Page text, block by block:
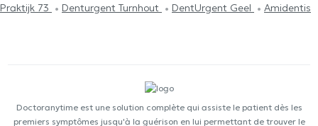
Praktijk 73
Denturgent Turnhout DentUrgent Geel Amidentis
Doctoranytime est une solution complète qui assiste le patient dès les
premiers symptômes jusqu'à la guérison en lui permettant de trouver le